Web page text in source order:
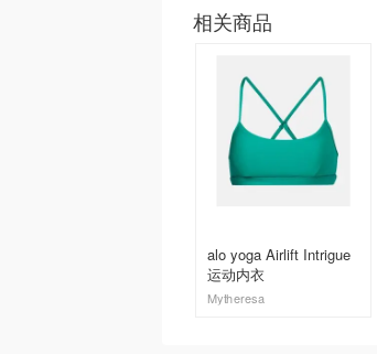
相关商品
alo yoga Airlift Intrigue
运动内衣
Mytheresa